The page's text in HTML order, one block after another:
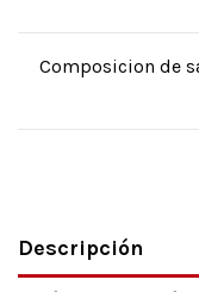
Composicion de
Descripción